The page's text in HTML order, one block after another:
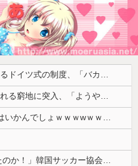
小学生の段階で人生を確定させるドイツ式の制度、「バカを振い落せるから合理的だ」と自惚れていた結果……
反斎藤知事派が本丸に攻め込まれる窮地に突入、「ようやく反撃のターンやね」と手際の良さに感心する人が続出中
【画像】 16歳でこのお◯ぱいはいかんでしょｗｗｗwｗｗｗｗｗｗｗｗ❤
海外「2002年も審判を買収したのか！」韓国サッカー協会による国際試合の審判買収が発覚し大騒ぎ！【海外の反応】